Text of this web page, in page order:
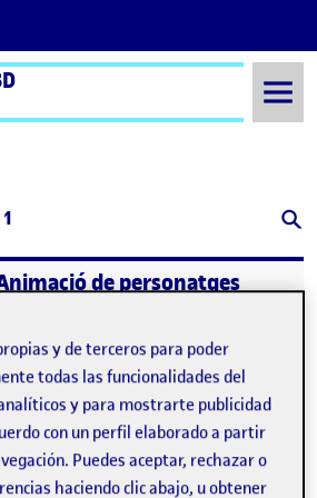
de personatges
…
de personatges
y de terceros para poder
todas las funcionalidades del
y para mostrarte publicidad
con un perfil elaborado a partir
Puedes aceptar, rechazar o
haciendo clic abajo, u obtener